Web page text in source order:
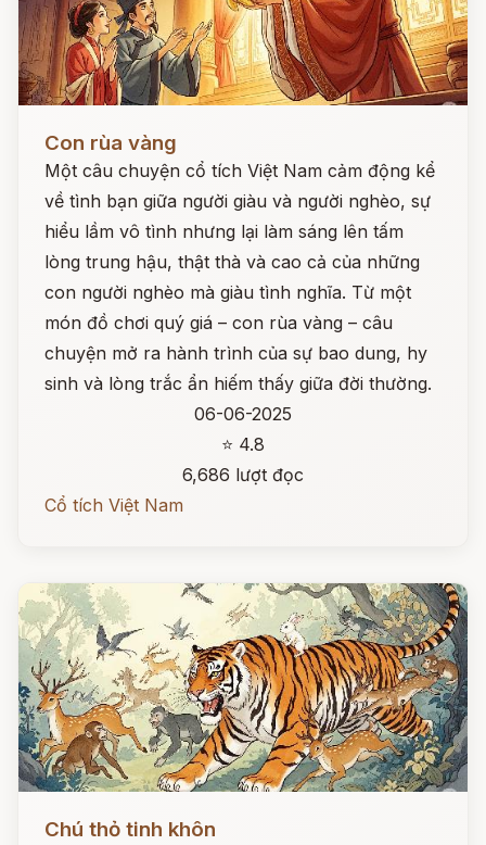
Con rùa vàng
Một câu chuyện cổ tích Việt Nam cảm động kể
về tình bạn giữa người giàu và người nghèo, sự
hiểu lầm vô tình nhưng lại làm sáng lên tấm
lòng trung hậu, thật thà và cao cả của những
con người nghèo mà giàu tình nghĩa. Từ một
món đồ chơi quý giá – con rùa vàng – câu
chuyện mở ra hành trình của sự bao dung, hy
sinh và lòng trắc ẩn hiếm thấy giữa đời thường.
06-06-2025
⭐ 4.8
6,686 lượt đọc
Cổ tích Việt Nam
Chú thỏ tinh khôn